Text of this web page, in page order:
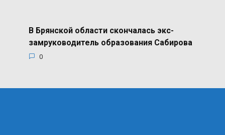
В Брянской области скончалась экс-
замруководитель образования Сабирова
0